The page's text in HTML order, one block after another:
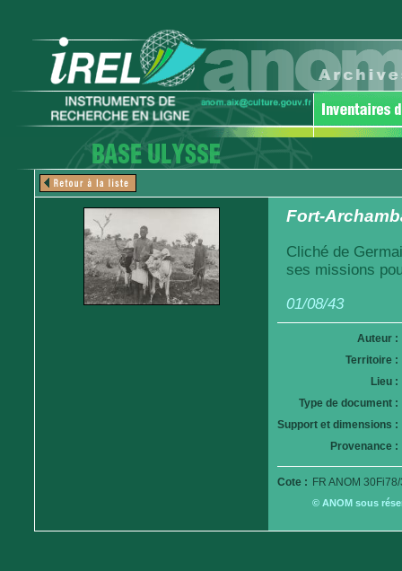
Fort-
Cliché de
ses missions
01/08/43
Auteur :
Territoire :
Lieu :
Type de document :
Support et dimensions :
Provenance :
Cote : FR ANOM
© ANOM sous